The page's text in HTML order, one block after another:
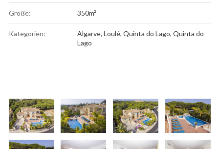
Größe: 350m²
Kategorien: Algarve, Loulé, Quinta do Lago, Quinta do
Lago